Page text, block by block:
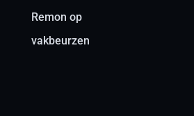
Remon op
vakbeurzen